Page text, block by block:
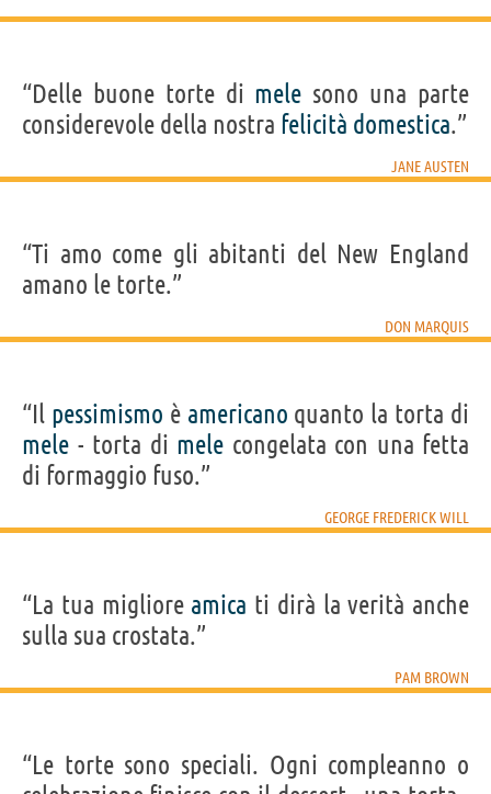
“Delle buone torte di mele sono una parte
considerevole della nostra felicità domestica.”
JANE AUSTEN
“Ti amo come gli abitanti del New England
amano le torte.”
DON MARQUIS
“Il pessimismo è americano quanto la torta di
mele - torta di mele congelata con una fetta
di formaggio fuso.”
GEORGE FREDERICK WILL
“La tua migliore amica ti dirà la verità anche
sulla sua crostata.”
PAM BROWN
“Le torte sono speciali. Ogni compleanno o